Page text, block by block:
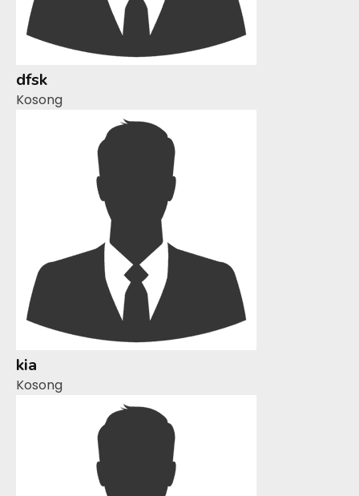
dfsk
Kosong
kia
Kosong